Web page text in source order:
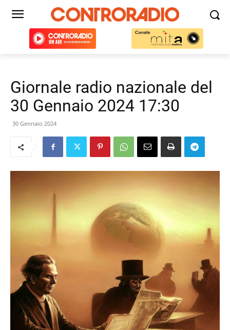
Giornale radio nazionale del
30 Gennaio 2024 17:30
30 Gennaio 2024